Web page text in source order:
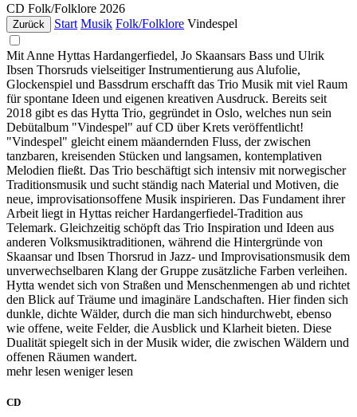
CD Folk/Folklore 2026
Zurück Start Musik Folk/Folklore Vindespel
Mit Anne Hyttas Hardangerfiedel, Jo Skaansars Bass und Ulrik
Ibsen Thorsruds vielseitiger Instrumentierung aus Alufolie,
Glockenspiel und Bassdrum erschafft das Trio Musik mit viel Raum
für spontane Ideen und eigenen kreativen Ausdruck. Bereits seit
2018 gibt es das Hytta Trio, gegründet in Oslo, welches nun sein
Debütalbum "Vindespel" auf CD über Krets veröffentlicht!
"Vindespel" gleicht einem mäandernden Fluss, der zwischen
tanzbaren, kreisenden Stücken und langsamen, kontemplativen
Melodien fließt. Das Trio beschäftigt sich intensiv mit norwegischer
Traditionsmusik und sucht ständig nach Material und Motiven, die
neue, improvisationsoffene Musik inspirieren. Das Fundament ihrer
Arbeit liegt in Hyttas reicher Hardangerfiedel-Tradition aus
Telemark. Gleichzeitig schöpft das Trio Inspiration und Ideen aus
anderen Volksmusiktraditionen, während die Hintergründe von
Skaansar und Ibsen Thorsrud in Jazz- und Improvisationsmusik dem
unverwechselbaren Klang der Gruppe zusätzliche Farben verleihen.
Hytta wendet sich von Straßen und Menschenmengen ab und richtet
den Blick auf Träume und imaginäre Landschaften. Hier finden sich
dunkle, dichte Wälder, durch die man sich hindurchwebt, ebenso
wie offene, weite Felder, die Ausblick und Klarheit bieten. Diese
Dualität spiegelt sich in der Musik wider, die zwischen Wäldern und
offenen Räumen wandert.
mehr lesen weniger lesen
CD